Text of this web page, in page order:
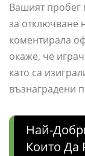
Вашият пробег
за отключване
коментирала
окаже, че
като са
възнаградени
Най-
Които Да